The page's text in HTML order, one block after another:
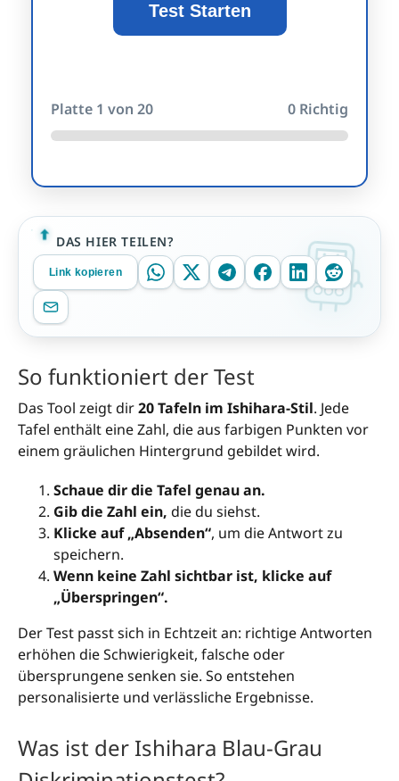
Test Starten
Platte 1 von 20 0 Richtig
DAS HIER TEILEN?
Link kopieren
So funktioniert der Test
Das Tool zeigt dir20 Tafeln im Ishihara-Stil. Jede
Tafel enthält eine Zahl, die aus farbigen Punkten vor
einem gräulichen Hintergrund gebildet wird.
Schaue dir die Tafel genau an.
Gib die Zahl ein, die du siehst.
Klicke auf „Absenden“, um die Antwort zu
speichern.
Wenn keine Zahl sichtbar ist, klicke auf
„Überspringen“.
Der Test passt sich in Echtzeit an: richtige Antworten
erhöhen die Schwierigkeit, falsche oder
übersprungene senken sie. So entstehen
personalisierte und verlässliche Ergebnisse.
Was ist der Ishihara Blau-Grau